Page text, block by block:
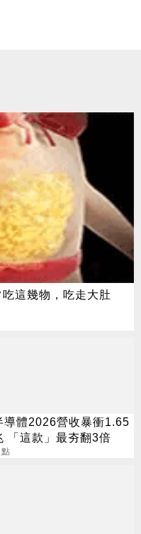
這幾物，吃走大肚
導體2026營收暴衝1.65
「這款」最夯翻3倍